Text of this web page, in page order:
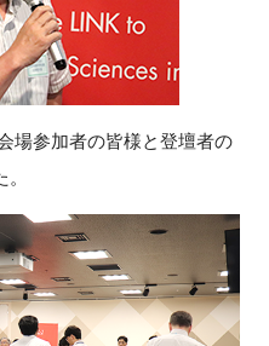
場参加者の皆様と登壇者の